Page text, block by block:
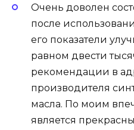
Очень доволен
после
его показатели
равном двести
рекомендации в
производителя
масла. По моим
является